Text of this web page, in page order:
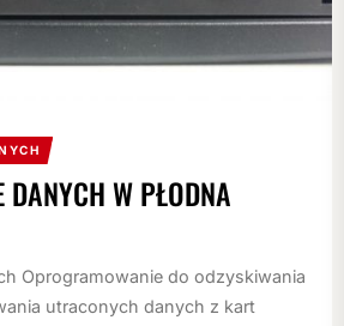
DANYCH W PŁODNA
Oprogramowanie do odzyskiwania
utraconych danych z kart